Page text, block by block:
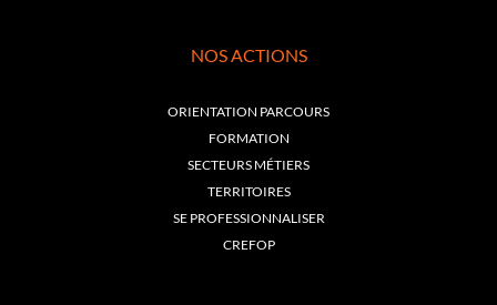
NOS ACTIONS
ORIENTATION PARCOURS
FORMATION
SECTEURS MÉTIERS
TERRITOIRES
SE PROFESSIONNALISER
CREFOP